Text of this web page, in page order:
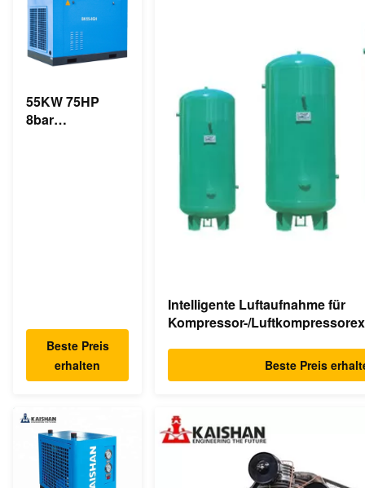
55KW 75HP
8bar
Beste Preis
erhalten
Intelligente Luftaufnahme für
Kompressor-/
Beste Preis